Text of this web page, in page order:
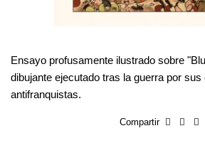
Ensayo profusamente ilustrado sobre
dibujante ejecutado tras la guerra por sus
antifranquistas.
Compartir